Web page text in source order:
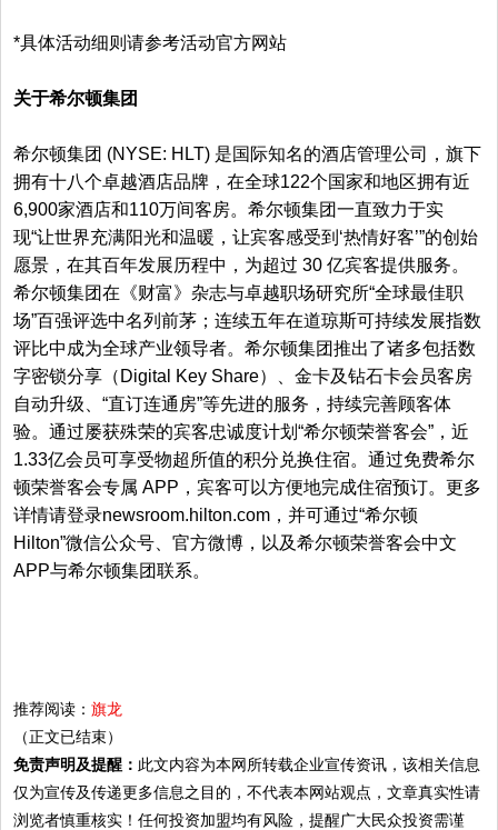
*具体活动细则请参考活动官方网站
关于希尔顿集团
希尔顿集团 (NYSE: HLT) 是国际知名的酒店管理公司，旗下
拥有十八个卓越酒店品牌，在全球122个国家和地区拥有近
6,900家酒店和110万间客房。希尔顿集团一直致力于实
现“让世界充满阳光和温暖，让宾客感受到‘热情好客’”的创始
愿景，在其百年发展历程中，为超过 30 亿宾客提供服务。
希尔顿集团在《财富》杂志与卓越职场研究所“全球最佳职
场”百强评选中名列前茅；连续五年在道琼斯可持续发展指数
评比中成为全球产业领导者。希尔顿集团推出了诸多包括数
字密锁分享（Digital Key Share）、金卡及钻石卡会员客房
自动升级、“直订连通房”等先进的服务，持续完善顾客体
验。通过屡获殊荣的宾客忠诚度计划“希尔顿荣誉客会”，近
1.33亿会员可享受物超所值的积分兑换住宿。通过免费希尔
顿荣誉客会专属 APP，宾客可以方便地完成住宿预订。更多
详情请登录newsroom.hilton.com，并可通过“希尔顿
Hilton”微信公众号、官方微博，以及希尔顿荣誉客会中文
APP与希尔顿集团联系。
推荐阅读：旗龙
（正文已结束）
免责声明及提醒： 此文内容为本网所转载企业宣传资讯，该相关信息
仅为宣传及传递更多信息之目的，不代表本网站观点，文章真实性请
浏览者慎重核实！任何投资加盟均有风险，提醒广大民众投资需谨